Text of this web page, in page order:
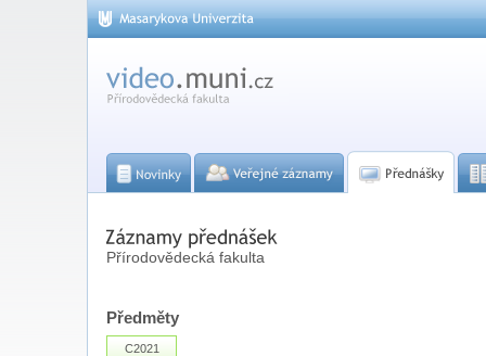
Přírodovědecká fakulta
Předměty
C2021